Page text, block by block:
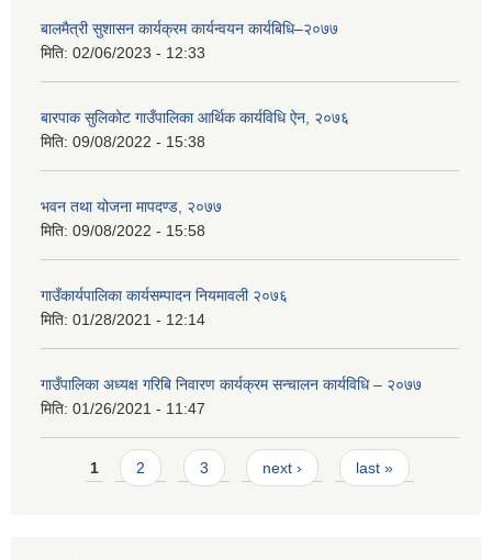
बालमैत्री सुशासन कार्यक्रम कार्यन्वयन कार्यबिधि–२०७७
मिति: 02/06/2023 - 12:33
बारपाक सुलिकोट गाउँपालिका आर्थिक कार्यविधि ऐन, २०७६
मिति: 09/08/2022 - 15:38
भवन तथा योजना मापदण्ड, २०७७
मिति: 09/08/2022 - 15:58
गाउँकार्यपालिका कार्यसम्पादन नियमावली २०७६
मिति: 01/28/2021 - 12:14
गाउँपालिका अध्यक्ष गरिबि निवारण कार्यक्रम सन्चालन कार्यविधि – २०७७
मिति: 01/26/2021 - 11:47
Pages
1 2 3 next › last »